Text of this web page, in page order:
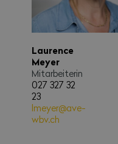
Laurence
Meyer
Mitarbeiterin
lmeyer@ave-
wbv.ch
027 327 32
23